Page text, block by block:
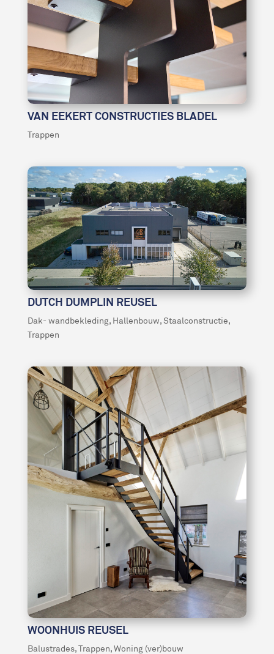
VAN EEKERT CONSTRUCTIES BLADEL
Trappen
DUTCH DUMPLIN REUSEL
Dak- wandbekleding, Hallenbouw,Staalconstructie,
Trappen
WOONHUIS REUSEL
Balustrades,Trappen,Woning (ver)bouw